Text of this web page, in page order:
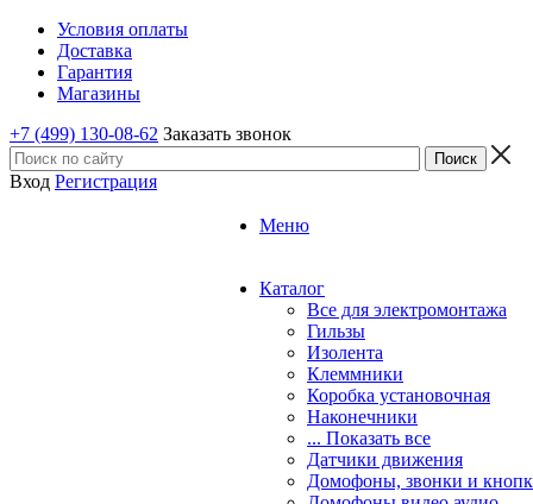
Условия оплаты
Доставка
Гарантия
Магазины
+7 (499) 130-08-62 Заказать звонок
Вход Регистрация
Меню
Каталог
Все для электромонтажа
Гильзы
Изолента
Клеммники
Коробка установочная
Наконечники
... Показать все
Датчики движения
Домофоны, звонки и